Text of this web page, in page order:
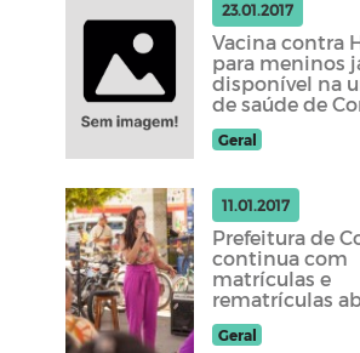
23.01.2017
Vacina contra
para meninos
disponível na
de saúde de
Geral
11.01.2017
Prefeitura de
continua com
matrículas e
rematrículas
para alunos da
Municipal
Geral